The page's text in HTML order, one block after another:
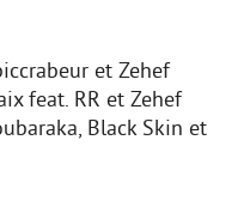
et Zehef
feat. RR et Zehef
Black Skin et